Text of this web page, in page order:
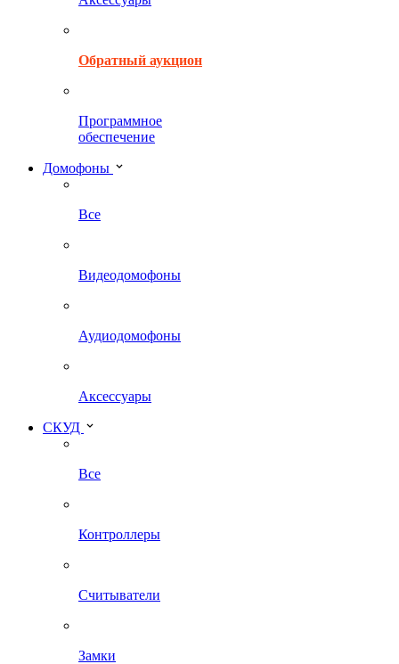
Обратный аукцион
Программное
обеспечение
Домофоны
Все
Видеодомофоны
Аудиодомофоны
Аксессуары
СКУД
Все
Контроллеры
Считыватели
Замки